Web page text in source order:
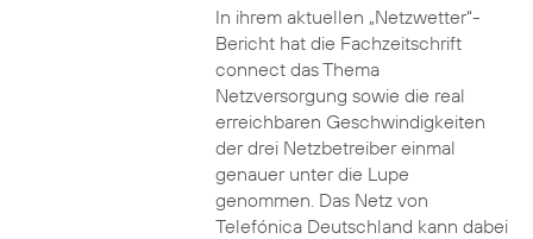
In ihrem aktuellen „Netzwetter“-
Bericht hat die Fachzeitschrift
connect das Thema
Netzversorgung sowie die real
erreichbaren Geschwindigkeiten
der drei Netzbetreiber einmal
genauer unter die Lupe
genommen. Das Netz von
Telefónica Deutschland kann dabei